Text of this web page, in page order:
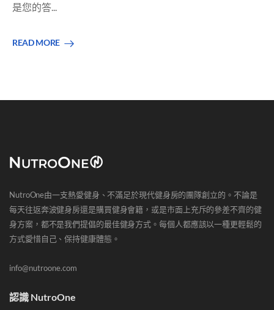
是您的答...
READ MORE
NutroOne由一支熱愛健身、不滿足於現代健身房的團隊創立的。不論是
每天往返奔波健身房還是購買健身會籍，或是市面上充斥的參差不齊的健
身方案，都不是我們提倡的最佳健身方式。每個人都應該以一種更輕鬆的
方式愛惜自己、保持健康體態。
info@nutroone.com
認識 NutroOne